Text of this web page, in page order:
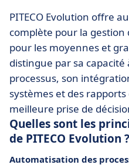
PITECO Evolution offre
complète pour la
pour les moyennes et
distingue par sa
processus, son
systèmes et des
meilleure prise de
Quelles sont les
de PITECO Evolution ?
Automatisation des